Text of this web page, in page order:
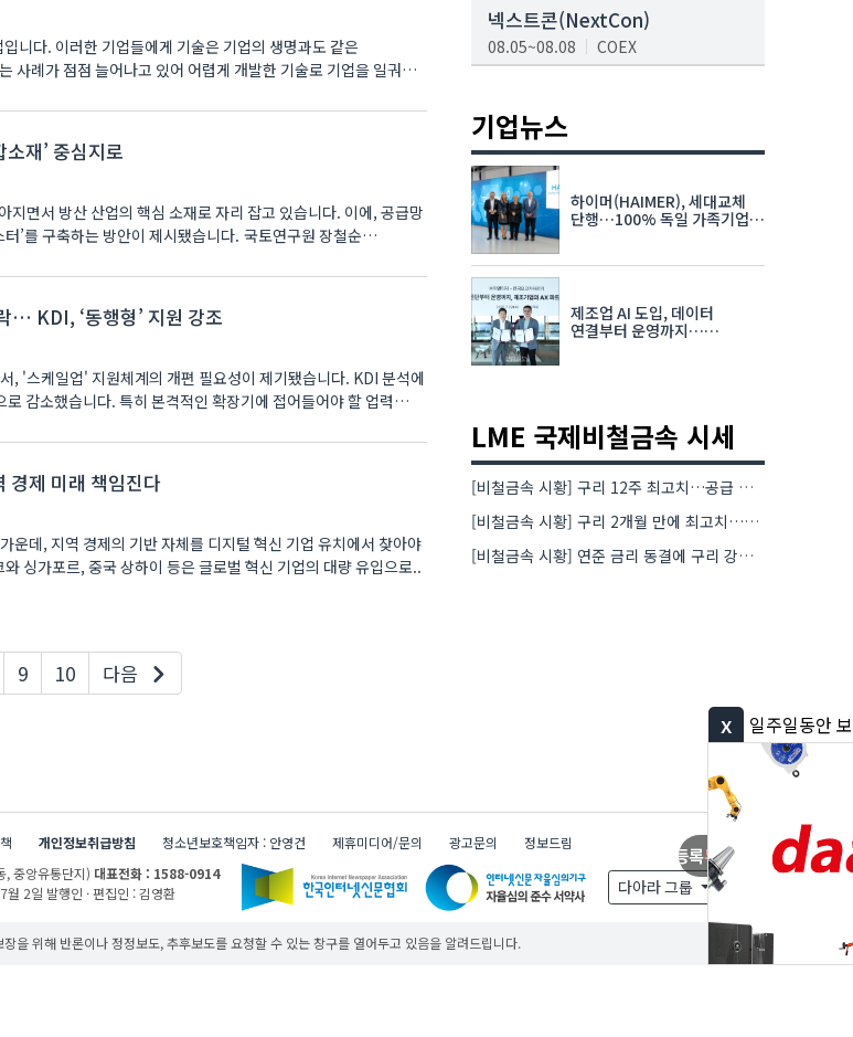
니다. 이러한 기업들에게 기술은 기업의 생명과도 같은
재’ 중심지로
지면서 방산 산업의 핵심 소재로 자리 잡고 있습니다. 이에, 공급망
’를 구축하는 방안이 제시됐습니다. 국토연구원 장철순
… KDI, ‘동행형’ 지원 강조
일업' 지원체계의 개편 필요성이 제기됐습니다. KDI 분석에
감소했습니다. 특히 본격적인 확장기에 접어들어야 할 업력
경제 미래 책임진다
운데, 지역 경제의 기반 자체를 디지털 혁신 기업 유치에서 찾아야
싱가포르, 중국 상하이 등은 글로벌 혁신 기업의 대량 유입으로..
9 10 다음
넥스트콘(NextCon)
08.05~08.08 COEX
08.19~08.21
K-PRINT
08.19~08.22
자율주행모빌리티산업전
08.25~08.27
차세대 반도체 패키징 산업전
08.26~08.28 수원컨벤션센터
기업뉴스
하이머(HAIMER), 세대교체
단행…100% 독일 가족기업
제조업 AI 도입, 데이터
연결부터 운영까지…
LME 국제비철금속 시세
[비철금속 시황] 구리 12주 최고치…공급 부족 우려에 강세
[비철금속 시황] 구리 2개월 만에 최고치…재고 감소에 공급 부족 우려 확대
[비철금속 시황] 연준 금리 동결에 구리 강세…공급 부족 우려도 가격 지지
제품등록 무료제품등록 제품등록무료
일주일동안 보지 않기
개인정보취급방침 청소년보호책임자 : 안영건 제휴미디어/문의 광고문의
정보드림
중앙유통단지) 대표전화 : 1588-0914
월 2일 발행인 · 편집인 : 김영환 다아라 그룹
을 위해 반론이나 정정보도, 추후보도를 요청할 수 있는 창구를 열어두고 있음을 알려드립니다.